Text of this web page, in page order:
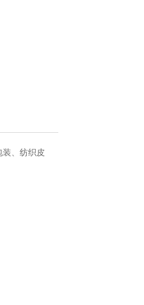
装、纺织皮